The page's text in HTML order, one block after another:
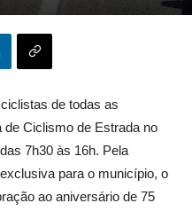
de todas as
de Ciclismo de Estrada no
7h30 às 16h. Pela
para o município, o
ao aniversário de 75